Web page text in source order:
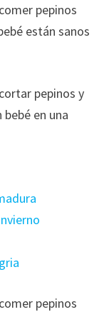
pepinos
están sanos
pepinos y
en una
pepinos